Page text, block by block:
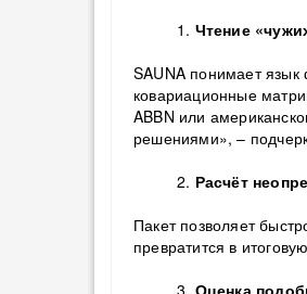
1. Чтение
SAUNA понимает язык
ковариационные
ABBN или
решениями», –
2. Расчёт
Пакет позволяет
превратится в
3. Оценка